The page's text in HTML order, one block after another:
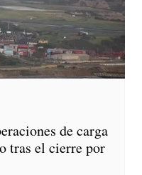
de carga
tras el cierre por